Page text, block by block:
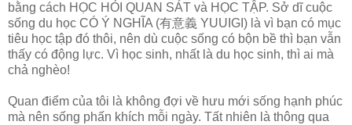
bằng cách HỌC HỎI QUAN SÁT và HỌC TẬP. Sở dĩ cuộc
sống du học CÓ Ý NGHĨA (有意義 YUUIGI) là vì bạn có mục
tiêu học tập đó thôi, nên dù cuộc sống có bộn bề thì bạn vẫn
thấy có động lực. Vì học sinh, nhất là du học sinh, thì ai mà
chả nghèo!
Quan điểm của tôi là không đợi về hưu mới sống hạnh phúc
mà nên sống phấn khích mỗi ngày. Tất nhiên là thông qua